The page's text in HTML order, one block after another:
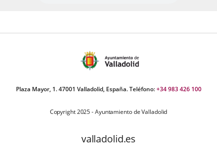
Plaza Mayor, 1. 47001 Valladolid, España. Teléfono:+34 983 426 100
Copyright 2025 - Ayuntamiento de Valladolid
valladolid.es